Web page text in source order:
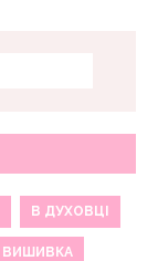
В ДУХОВЦІ
ВИШИВКА